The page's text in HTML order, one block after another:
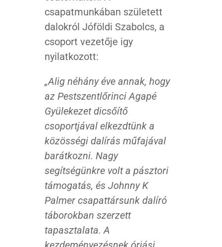
csapatmunkában született
dalokról Jóföldi Szabolcs, a
csoport vezetője igy
nyilatkozott:
„Alig néhány éve annak, hogy
az Pestszentlőrinci Agapé
Gyülekezet dicsőítő
csoportjával elkezdtünk a
közösségi dalírás műfajával
barátkozni. Nagy
segítségünkre volt a pásztori
támogatás, és Johnny K
Palmer csapattársunk dalíró
táborokban szerzett
tapasztalata. A